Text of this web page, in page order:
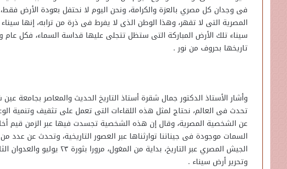
فى وجدان كل مصري بالعزة والكرامة، ونحن اليوم لا نحتفل بعودة الأرض
المصرية التى لا تقهر، وهذا الوطن الذى لا يفرط فى ذرة من ترابه، إنها
سيناء تلك الأرض المباركة التى ستظل تتجلى عليها قداسة السماء، فكل عام
تاريخها بحروف من نور .
وأشار الأستاذ الدكتور جمال شقرة أستاذ التاريخ الحديث والمعاصر بجامعة
تحدث فى العالم، نحتاج لمثل هذه اللقاءات التى تعمل على تثقيف وتنمية
عن الشخصية المصرية، وقال إن هذه الشخصية تجسدت فيها عبر الزمن قيم
السمات موجودة فى جيناتنا توارثناها عبر العصور التاريخية، وتحدث عن عدد
الجيش المصري عبر التاريخ، بداية من
وتحرير أرض سيناء .